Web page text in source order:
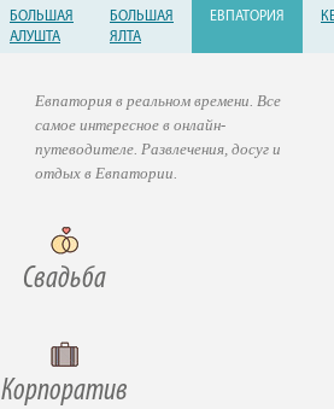
БОЛЬШАЯ
АЛУШТА
БОЛЬШАЯ
ЯЛТА
ЕВПАТОРИЯ
Свадьба
Корпоратив
Евпатория в реальном времени. Все
самое интересное в онлайн-
путеводителе. Развлечения, досуг и
отдых в Евпатории.